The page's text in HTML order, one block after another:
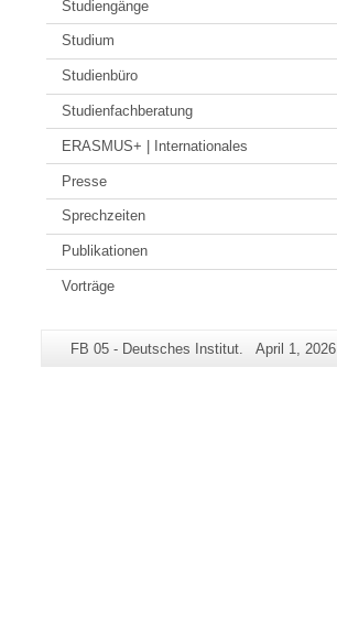
Studiengänge
Studium
Studienbüro
Studienfachberatung
ERASMUS+ | Internationales
Presse
Sprechzeiten
Publikationen
Vorträge
Zusätzliche
Seiten-
FB 05 - Deutsches Institut.
Letzte
April 1, 2026